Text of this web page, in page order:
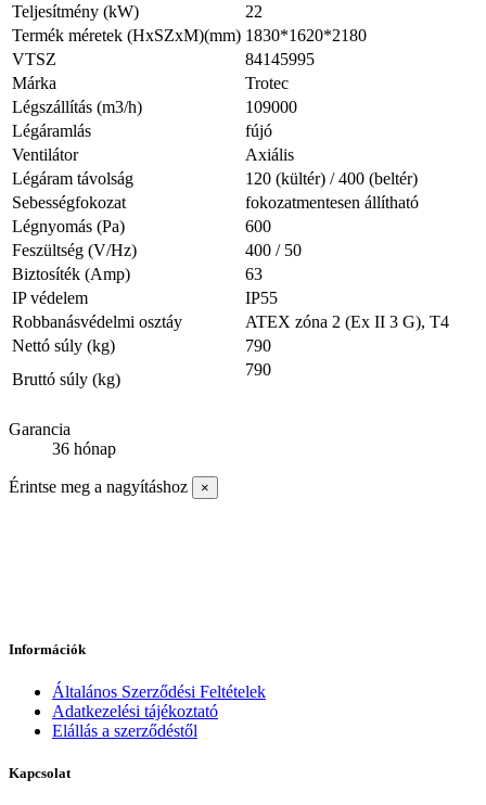
Teljesítmény (kW)
22
Termék méretek (HxSZxM)(mm) 1830*1620*2180
VTSZ
84145995
Márka
Trotec
Légszállítás (m3/h)
109000
Légáramlás
fújó
Ventilátor
Axiális
Légáram távolság
120 (kültér) / 400 (beltér)
Sebességfokozat
fokozatmentesen állítható
Légnyomás (Pa)
600
Feszültség (V/Hz)
400 / 50
Biztosíték (Amp)
63
IP védelem
IP55
Robbanásvédelmi osztáy
ATEX zóna 2 (Ex II 3 G), T4
Nettó súly (kg)
790
Bruttó súly (kg)
790
Garancia
36 hónap
Érintse meg a nagyításhoz ×
Információk
Általános Szerződési Feltételek
Adatkezelési tájékoztató
Elállás a szerződéstől
Kapcsolat